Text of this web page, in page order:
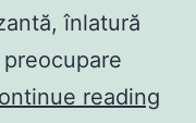
înlatură
reading